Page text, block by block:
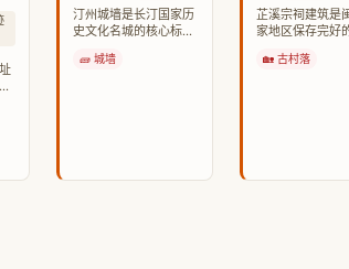
汀州城墙是长汀国家历
史文化名城的核心标
的古代城垣。
🧱 城墙
芷溪宗祠建筑是
家地区保存完好
🏡 古村落